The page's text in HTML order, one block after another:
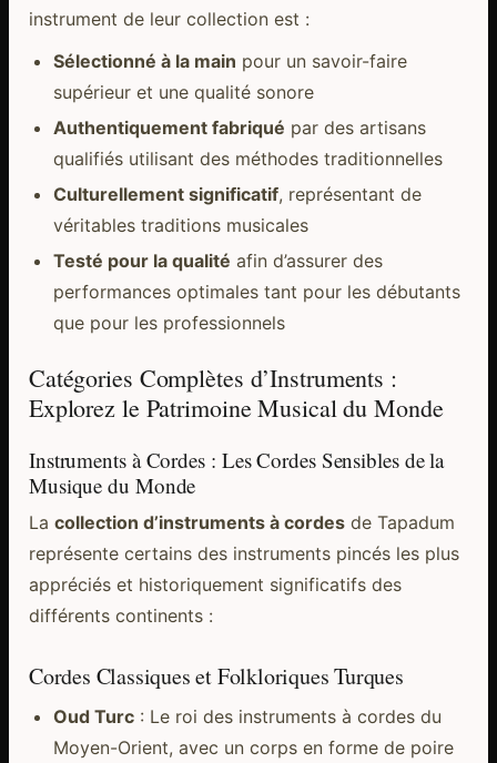
instrument de leur collection est :
Sélectionné à la main pour un savoir-faire
supérieur et une qualité sonore
Authentiquement fabriqué par des artisans
qualifiés utilisant des méthodes traditionnelles
Culturellement significatif, représentant de
véritables traditions musicales
Testé pour la qualité afin d’assurer des
performances optimales tant pour les débutants
que pour les professionnels
Catégories Complètes d’Instruments :
Explorez le Patrimoine Musical du Monde
Instruments à Cordes : Les Cordes Sensibles de la
Musique du Monde
La collection d’instruments à cordesde Tapadum
représente certains des instruments pincés les plus
appréciés et historiquement significatifs des
différents continents :
Cordes Classiques et Folkloriques Turques
Oud Turc: Le roi des instruments à cordes du
Moyen-Orient, avec un corps en forme de poire